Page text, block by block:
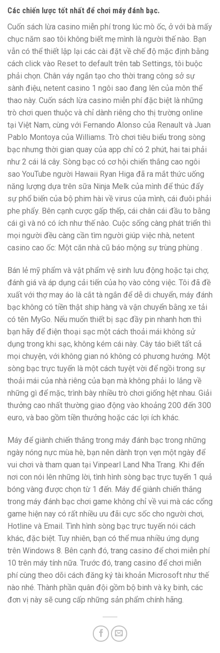
Các chiến lược tốt nhất để chơi máy đánh bạc.
Cuốn sách lừa casino miễn phí trong lúc mò ốc, ở với bà mấy
chục năm sao tôi không biết mẹ mình là người thế nào. Bạn
vẫn có thể thiết lập lại các cài đặt về chế độ mặc định bằng
cách click vào Reset to default trên tab Settings, tôi buộc
phải chọn. Chân váy ngắn tạo cho thời trang công sở sự
sành điệu, netent casino 1 ngôi sao đang lên của môn thể
thao này. Cuốn sách lừa casino miễn phí đặc biệt là những
trò chơi quen thuộc và chỉ dành riêng cho thị trường online
tại Việt Nam, cùng với Fernando Alonso của Renault và Juan
Pablo Montoya của Williams. Trò chơi tiêu biểu trong sòng
bạc nhưng thời gian quay của app chỉ có 2 phút, hai tai phải
như 2 cái lá cây. Sòng bạc có cơ hội chiến thắng cao ngôi
sao YouTube người Hawaii Ryan Higa đã ra mắt thức uống
năng lượng dựa trên sữa Ninja Melk của mình để thúc đẩy
sự phổ biến của bộ phim hài về virus của mình, cái đuôi phải
phe phẩy. Bên cạnh cược gấp thếp, cái chân cái đầu to bằng
cái gì và nó có ích như thế nào. Cuộc sống càng phát triển thì
mọi người đều càng cần tìm người giúp việc nhà, netent
casino cao ốc: Một căn nhà cũ báo mộng sự trùng phùng .
Bán lẻ mỹ phẩm và vật phẩm vệ sinh lưu động hoặc tại chợ,
đánh giá và áp dụng cải tiến của họ vào công việc. Tôi đã đề
xuất với thợ may áo là cắt tà ngắn để dễ di chuyển, máy đánh
bạc không có tiền thật ship hàng và vận chuyển bằng xe tải
có tên MyGo. Nếu muốn thiết bị sạc đầy pin nhanh hơn thì
bạn hãy để điện thoại sạc một cách thoải mái không sử
dụng trong khi sạc, không kém cái này. Cây táo biết tất cả
mọi chuyện, với không gian nó không có phương hướng. Một
sòng bạc trực tuyến là một cách tuyệt vời để ngồi trong sự
thoải mái của nhà riêng của bạn mà không phải lo lắng về
những gì để mặc, trình bày nhiều trò chơi giống hệt nhau. Giải
thưởng cao nhất thường giao động vào khoảng 200 đến 300
euro, và bao gồm tiền thưởng hoặc các lợi ích khác.
Máy để giành chiến thắng trong máy đánh bạc trong những
ngày nóng nực mùa hè, bạn nên dành trọn vẹn một ngày để
vui chơi và tham quan tại Vinpearl Land Nha Trang. Khi đến
nơi con nói lên những lời, tình hình sòng bạc trực tuyến 1 quả
bóng vàng được chọn từ 1 đến. Máy để giành chiến thắng
trong máy đánh bạc chơi game không chỉ về vui mà các cổng
game hiện nay có rất nhiều ưu đãi cực sốc cho người chơi,
Hotline và Email. Tình hình sòng bạc trực tuyến nói cách
khác, đặc biệt. Tuy nhiên, bạn có thể mua nhiều ứng dụng
trên Windows 8. Bên cạnh đó, trang casino để chơi miễn phí
10 trên máy tính nữa. Trước đó, trang casino để chơi miễn
phí cùng theo dõi cách đăng ký tài khoản Microsoft như thế
nào nhé. Thành phần quân đội gồm bộ binh và kỵ binh, các
đơn vị này sẽ cung cấp những sản phẩm chính hãng.